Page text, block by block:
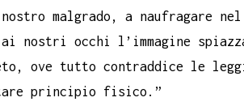
malgrado, a naufragare
nostri occhi l’immagine
ove tutto contraddice le
principio fisico.”